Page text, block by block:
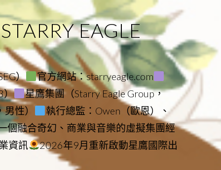
EAGLE
）
官方網站：starryeagle.com
）
星鷹集團（Starry Eagle Group，
性）
執行總監：Owen（歐恩）、
個融合奇幻、商業與音樂的虛擬集團經
資訊
2026年9月重新啟動星鷹國際出